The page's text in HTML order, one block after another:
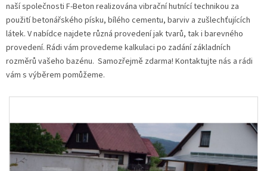
naší společnosti F-Beton realizována vibrační hutnící technikou za
použití betonářského písku, bílého cementu, barviv a zušlechťujících
látek. V nabídce najdete různá provedení jak tvarů, tak i barevného
provedení. Rádi vám provedeme kalkulaci po zadání základních
rozměrů vašeho bazénu. Samozřejmě zdarma! Kontaktujte nás a rádi
vám s výběrem pomůžeme.